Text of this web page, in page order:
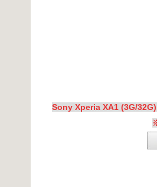
Sony Xperia XA1 (3G/